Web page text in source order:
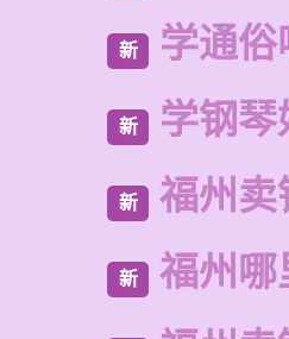
新 学通
新 学钢
新 福州卖
新 福州哪